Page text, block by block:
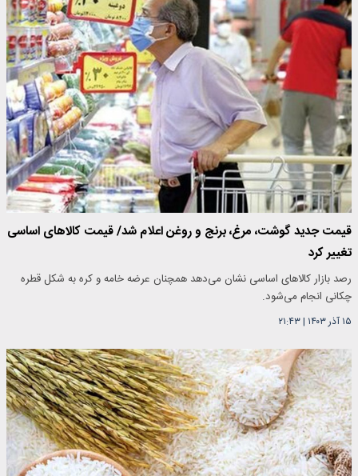
قیمت جدید گوشت، مرغ، برنج و روغن اعلام شد/ قیمت کالاهای اساسی
تغییر کرد
رصد بازار کالاهای اساسی نشان می‌دهد همچنان عرضه خامه و کره به شکل قطره
چکانی انجام می‌شود.
۱۵ آذر ۱۴۰۳ |۲۱:۴۳